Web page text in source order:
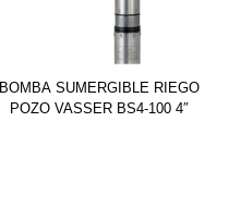
BOMBA SUMERGIBLE RIEGO
POZO VASSER BS4-100 4″